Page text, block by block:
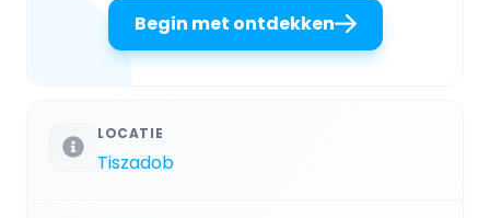
Begin met ontdekken
LOCATIE
Tiszadob